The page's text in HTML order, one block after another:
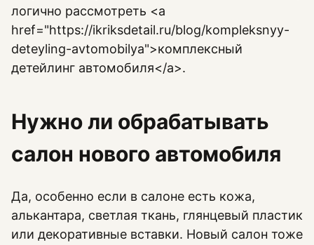
логично рассмотреть <a
href="https://ikriksdetail.ru/blog/kompleksnyy-
deteyling-avtomobilya">комплексный
детейлинг автомобиля</a>.
Нужно ли обрабатывать
салон нового автомобиля
Да, особенно если в салоне есть кожа,
алькантара, светлая ткань, глянцевый пластик
или декоративные вставки. Новый салон тоже